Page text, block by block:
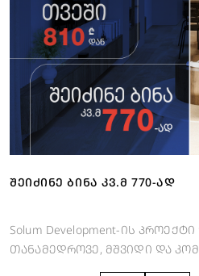
ᲨᲔᲘᲫᲘᲜᲔ ᲑᲘᲜᲐ ᲙᲕ.Მ 770-ᲐᲓ
Solum Development-ის
თანამედროვე, მშვიდი და
საცხოვრებელია, რომელიც